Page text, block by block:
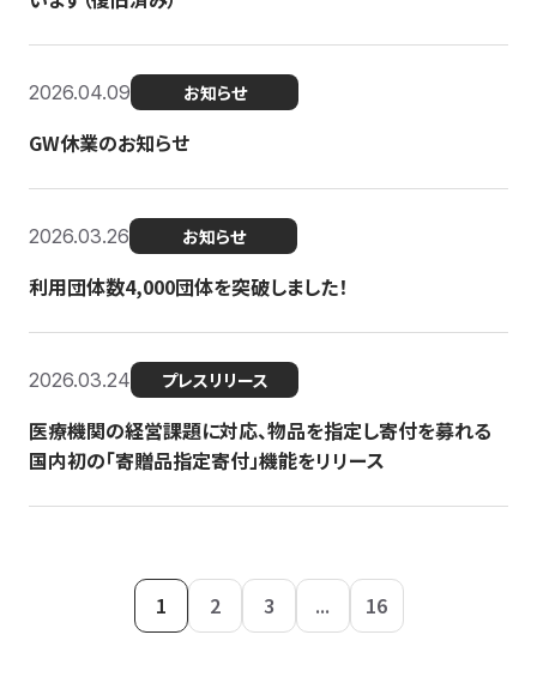
2026.04.09 お知らせ
GW休業のお知らせ
2026.03.26 お知らせ
利用団体数4,000団体を突破しました！
2026.03.24 プレスリリース
医療機関の経営課題に対応、物品を指定し寄付を募れる
国内初の「寄贈品指定寄付」機能をリリース
1 2 3 ... 16